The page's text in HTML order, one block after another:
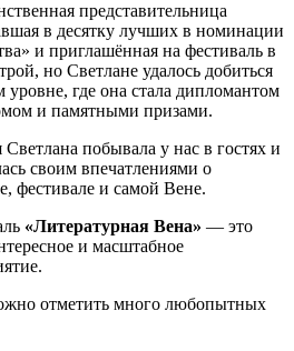
представительница
в десятку лучших в номинации
и приглашённая на фестиваль в
но Светлане удалось добиться
где она стала дипломантом
и памятными призами.
Светлана побывала у нас в гостях и
своим впечатлениями о
фестивале и самой Вене.
«Литературная Вена» — это
и масштабное
отметить много любопытных